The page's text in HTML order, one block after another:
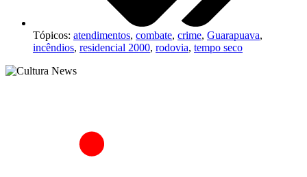
Tópicos: atendimentos, combate, crime, Guarapuava,
incêndios, residencial 2000, rodovia, tempo seco